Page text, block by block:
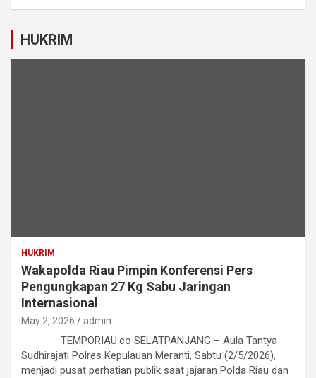
HUKRIM
HUKRIM
Wakapolda Riau Pimpin Konferensi Pers
Pengungkapan 27 Kg Sabu Jaringan
Internasional
May 2, 2026 admin
TEMPORIAU.co SELATPANJANG – Aula Tantya
Sudhirajati Polres Kepulauan Meranti, Sabtu (2/5/2026),
menjadi pusat perhatian publik saat jajaran Polda Riau dan